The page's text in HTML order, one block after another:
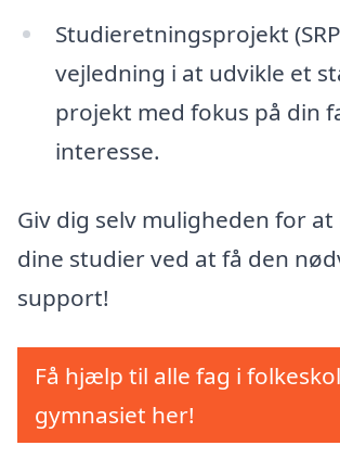
Studieretningsprojekt
vejledning i at udvikle et
projekt med fokus på din
interesse.
Giv dig selv muligheden for at
dine studier ved at få den
support!
Få hjælp til alle fag i
gymnasiet her!